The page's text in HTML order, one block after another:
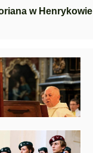
w Henrykowie